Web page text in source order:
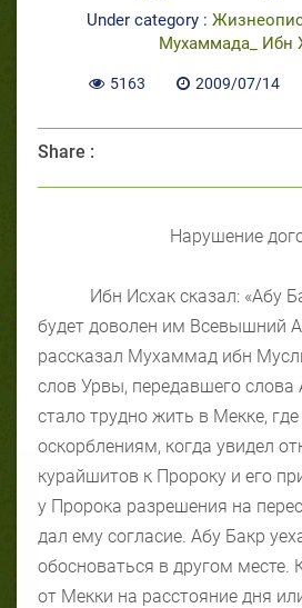
Under category :
Мухаммада_ Ибн
5163 2009/07/14
Share :
Нарушение
Ибн Исхак сказал: «Абу
будет доволен им Всевышний
рассказал Мухаммад ибн
слов Урвы, передавшего слова
стало трудно жить в Мекке,
оскорблениям, когда увидел
курайшитов к Пророку и его
у Пророка разрешения на
дал ему согласие. Абу Бакр
обосноваться в другом месте.
от Мекки на расстояние дня